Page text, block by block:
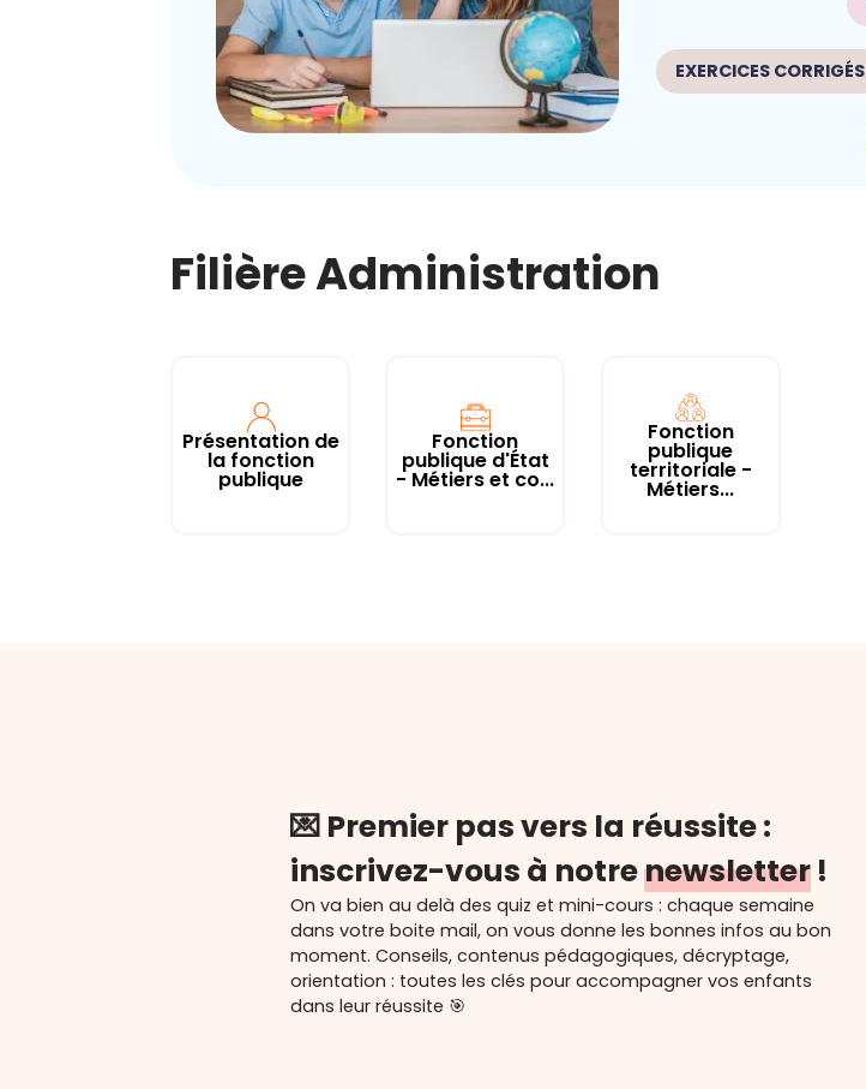
EXERCICES CORRIGÉS
Filière Administration
Présentation de
la fonction
publique
Fonction
publique d'État
- Métiers et co...
Fonction
publique
territoriale -
Métiers...
💌 Premier pas vers la réussite :
inscrivez-vous à notrenewsletter !
On va bien au delà des quiz et mini-cours : chaque semaine
dans votre boite mail, on vous donne les bonnes infos au bon
moment. Conseils, contenus pédagogiques, décryptage,
orientation : toutes les clés pour accompagner vos enfants
dans leur réussite 🎯